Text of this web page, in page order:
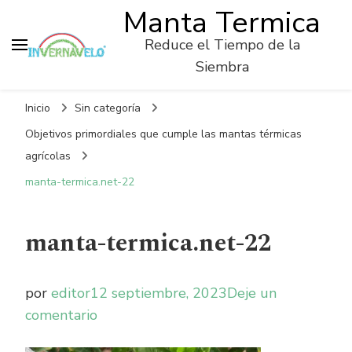
Manta Termica
Reduce el Tiempo de la
Siembra
Inicio
Sin categoría
Objetivos primordiales que cumple las mantas térmicas
agrícolas
manta-termica.net-22
manta-termica.net-22
por editor12 septiembre, 2023Deje un
comentario